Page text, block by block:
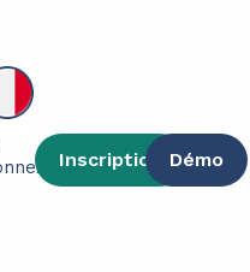
Inscription Démo